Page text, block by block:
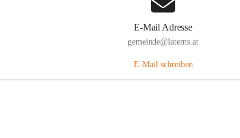
E-Mail Adresse
gemeinde@laterns.at
E-Mail schreiben